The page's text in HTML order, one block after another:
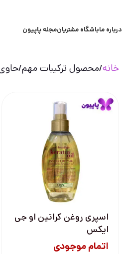
درباره ماباشگاه مشتریانمجله پاپیون
خانه محصول ترکیبات مهم
اسپری روغن کراتین او جی
ایکس
اتمام موجودی